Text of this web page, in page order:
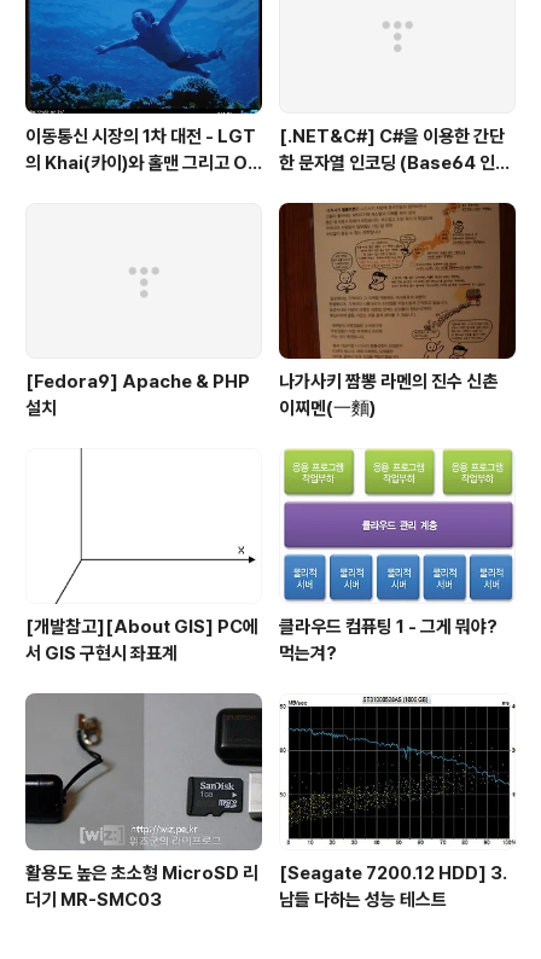
이동통신 시장의 1차 대전 - LGT
의 Khai(카이)와 홀맨 그리고 OZ
[.NET&C#] C#을 이용한 간단
한 문자열 인코딩 (Base64 인코
[Fedora9] Apache & PHP
설치
나가사키 짬뽕 라멘의 진수 신촌
이찌멘(一麵)
[개발참고][About GIS] PC에
서 GIS 구현시 좌표계
클라우드 컴퓨팅 1 - 그게 뭐야?
먹는겨?
활용도 높은 초소형 MicroSD 리
더기 MR-SMC03
[Seagate 7200.12 HDD] 3.
남들 다하는 성능 테스트